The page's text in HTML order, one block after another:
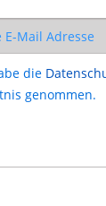
die
genommen.